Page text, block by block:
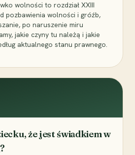
wolności to rozdział XXIII
pozbawienia wolności i gróźb,
po naruszenie miru
jakie czyny tu należą i jakie
aktualnego stanu prawnego.
że jest świadkiem w